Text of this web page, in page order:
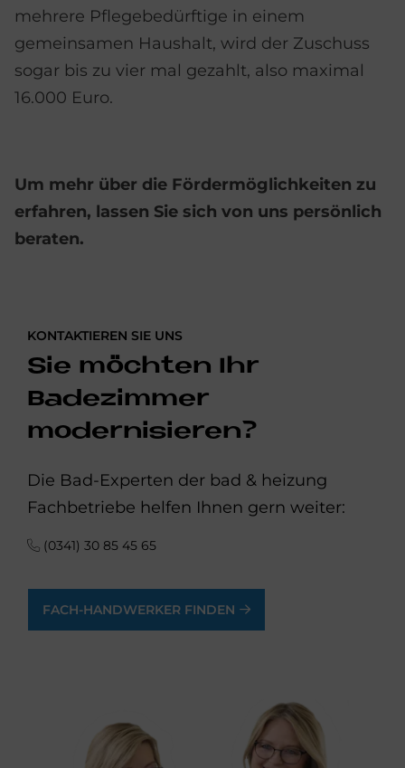
mehrere Pflegebedürftige in einem
gemeinsamen Haushalt, wird der Zuschuss
sogar bis zu vier mal gezahlt, also maximal
16.000 Euro.
Um mehr über die Fördermöglichkeiten zu
erfahren, lassen Sie sich von uns persönlich
beraten.
KONTAKTIEREN SIE UNS
Sie möchten Ihr
Badezimmer
modernisieren?
Die Bad-Experten der bad & heizung
Fachbetriebe helfen Ihnen gern weiter:
(0341) 30 85 45 65
FACH-HANDWERKER FINDEN